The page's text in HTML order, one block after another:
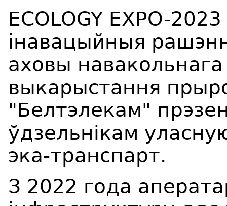
ECOLOGY EXPO-
інавацыйныя
аховы навакольнага
выкарыстання
"Белтэлекам"
ўдзельнікам
эка-транспарт.
З 2022 года